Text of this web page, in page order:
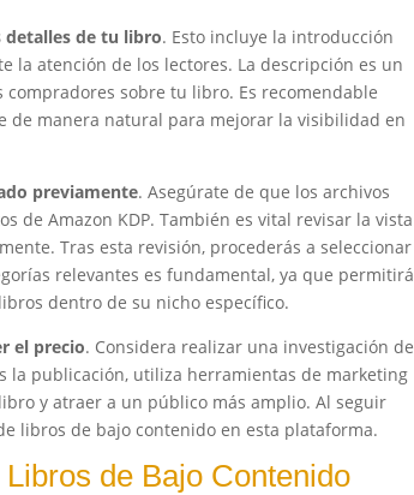
de tu libro. Esto incluye la introducción
atención de los lectores. La descripción es un
sobre tu libro. Es recomendable
de manera natural para mejorar la visibilidad en
previamente. Asegúrate de que los archivos
de Amazon KDP. También es vital revisar la vista
Tras esta revisión, procederás a seleccionar
relevantes es fundamental, ya que permitirá
dentro de su nicho específico.
el precio. Considera realizar una investigación de
la publicación, utiliza herramientas de marketing
y atraer a un público más amplio. Al seguir
libros de bajo contenido en esta plataforma.
de Bajo Contenido